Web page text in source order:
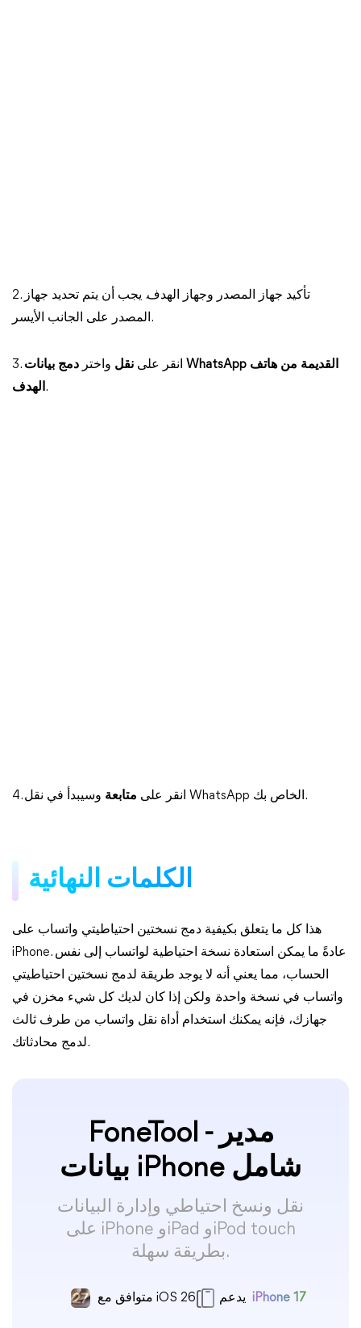
2. تأكيد جهاز المصدر وجهاز الهدف. يجب أن يتم تحديد جهاز
المصدر على الجانب الأيسر.
3. انقر على نقل واختر دمج بيانات WhatsApp القديمة من هاتف
الهدف .
4. انقر على متابعة وسيبدأ في نقل WhatsApp الخاص بك.
الكلمات النهائية
هذا كل ما يتعلق بكيفية دمج نسختين احتياطيتي واتساب على
iPhone. عادةً ما يمكن استعادة نسخة احتياطية لواتساب إلى نفس
الحساب، مما يعني أنه لا يوجد طريقة لدمج نسختين احتياطيتي
واتساب في نسخة واحدة. ولكن إذا كان لديك كل شيء مخزن في
جهازك، فإنه يمكنك استخدام أداة نقل واتساب من طرف ثالث
لدمج محادثاتك.
FoneTool - مدير
بيانات iPhone شامل
نقل ونسخ احتياطي وإدارة البيانات
على iPhone وiPad وiPod touch
بطريقة سهلة.
متوافق مع iOS 26 iPhone 17